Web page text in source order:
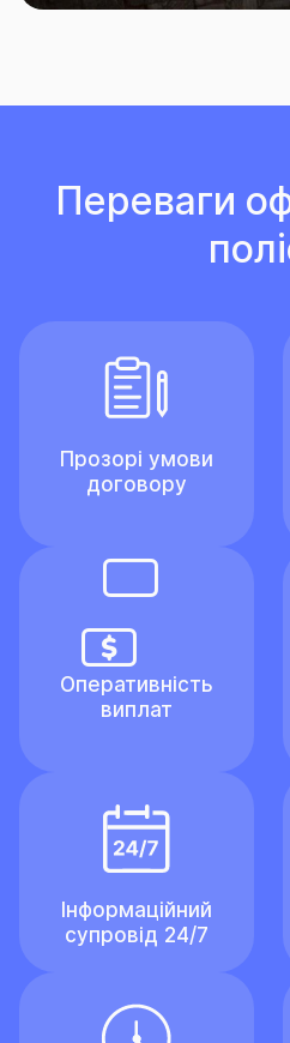
Переваги
Прозорі умови
договору
Оперативність
виплат
Інформаційний
супровід 24/7